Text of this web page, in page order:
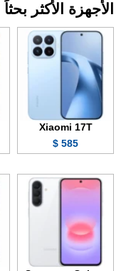
الأجهزة الأكثر بحثاً
Xiaomi 17T
585 $